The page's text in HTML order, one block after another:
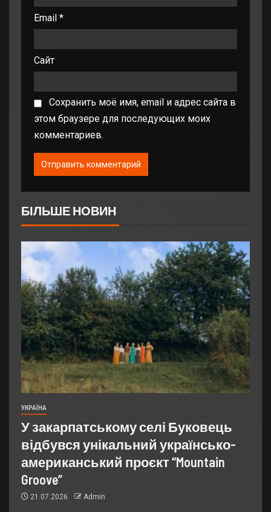
Email *
Сайт
Сохранить моё имя, email и адрес сайта в
этом браузере для последующих моих
комментариев.
БІЛЬШЕ НОВИН
УКРАЇНА
У закарпатському селі Буковець
відбувся унікальний українсько-
американський проєкт “Mountain
Groove”
21.07.2026 Admin